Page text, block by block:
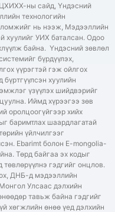
ны сайд, Үндэсний
технологийн
нь нээж, Мэдээллийн
хуулийг УИХ баталсан. Одоо
байна. Үндэсний зөвлөл
бүрдүүлэх,
үүрэгтэй гэж ойлгох
бүртгүүлсэн хуулийн
үзүүлэх шийдвэрийг
Иймд хүрээгээ зөв
оролцоогүйгээр хийх
баримтлах шаардлагатай
үйлчилгээг
Ebarimt болон E-mongolia-
Төрд байгаа эх кодыг
гэдгийг онцлов.
ДНБ-д мэдээллийн
Улсаас дэлхийн
тавьж байна гэдгийг
хөгжлийн өнөө үед дэлхийн